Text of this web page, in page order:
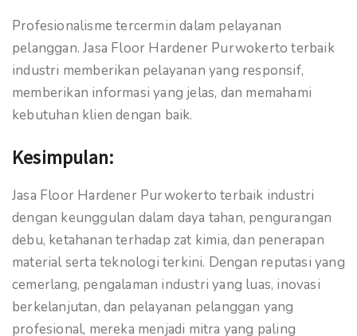
Profesionalisme tercermin dalam pelayanan
pelanggan. Jasa Floor Hardener Purwokerto terbaik
industri memberikan pelayanan yang responsif,
memberikan informasi yang jelas, dan memahami
kebutuhan klien dengan baik.
Kesimpulan:
Jasa Floor Hardener Purwokerto terbaik industri
dengan keunggulan dalam daya tahan, pengurangan
debu, ketahanan terhadap zat kimia, dan penerapan
material serta teknologi terkini. Dengan reputasi yang
cemerlang, pengalaman industri yang luas, inovasi
berkelanjutan, dan pelayanan pelanggan yang
profesional, mereka menjadi mitra yang paling